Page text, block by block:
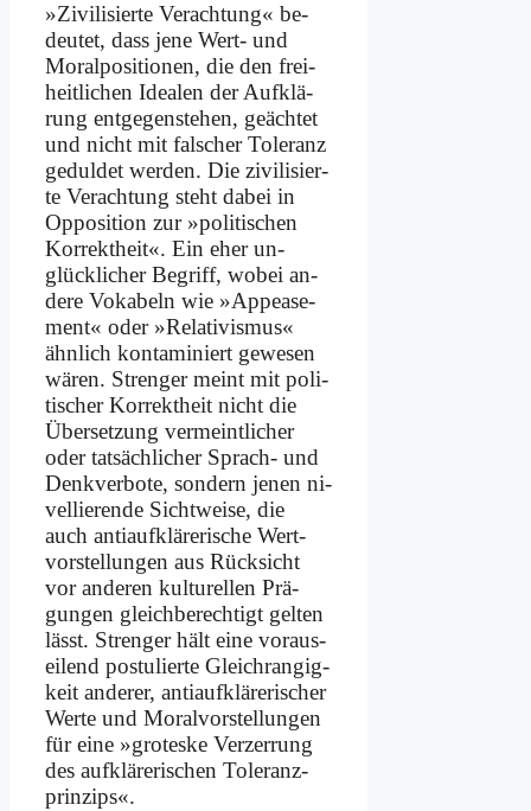
»Zi­vi­li­sier­te Ver­ach­tung« be­
deu­tet, dass je­ne Wert- und
Mo­ral­po­si­tio­nen, die den frei­
heit­li­chen Idea­len der Auf­klä­
rung ent­ge­gen­ste­hen, ge­äch­tet
und nicht mit fal­scher To­le­ranz
ge­dul­det wer­den. Die zi­vi­li­sier­
te Ver­ach­tung steht da­bei in
Op­po­si­ti­on zur »po­li­ti­schen
Kor­rekt­heit«. Ein eher un­
glück­li­cher Be­griff, wo­bei an­
de­re Vo­ka­beln wie »Ap­pease­
ment« oder »Re­la­ti­vis­mus«
ähn­lich kon­ta­mi­niert ge­we­sen
wä­ren. Stren­ger meint mit po­li­
ti­scher Kor­rekt­heit nicht die
Über­set­zung ver­meint­li­cher
oder tat­säch­li­cher Sprach- und
Denk­ver­bo­te, son­dern je­nen ni­
vel­lie­ren­de Sicht­wei­se, die
auch an­ti­auf­klä­re­ri­sche Wert­
vor­stel­lun­gen aus Rück­sicht
vor an­de­ren kul­tu­rel­len Prä­
gun­gen gleich­be­rech­tigt gel­ten
lässt. Stren­ger hält ei­ne vor­aus­
ei­lend po­stu­lier­te Gleich­ran­gig­
keit an­de­rer, an­ti­auf­klä­re­ri­scher
Wer­te und Mo­ral­vor­stel­lun­gen
für ei­ne »gro­tes­ke Ver­zer­rung
des auf­klä­re­ri­schen To­le­ranz­
prin­zips«.